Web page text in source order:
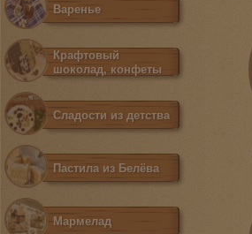
Варенье
Крафтовый
шоколад, конфеты
Сладости из детства
Пастила из Белёва
Мармелад